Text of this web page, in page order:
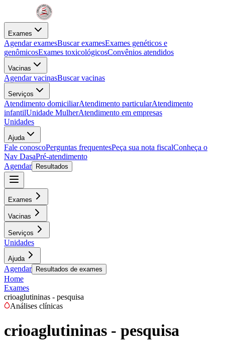
Exames
Agendar examesBuscar examesExames genéticos e
genômicosExames toxicológicosConvênios atendidos
Vacinas
Agendar vacinasBuscar vacinas
Serviços
Atendimento domiciliarAtendimento particularAtendimento
infantilUnidade MulherAtendimento em empresas
Unidades
Ajuda
Fale conoscoPerguntas frequentesPeça sua nota fiscalConheça o
Nav DasaPré-atendimento
Agendar
Resultados
Exames
Vacinas
Serviços
Unidades
Ajuda
Agendar Resultados de exames
Home
Exames
crioaglutininas - pesquisa
Análises clínicas
crioaglutininas - pesquisa